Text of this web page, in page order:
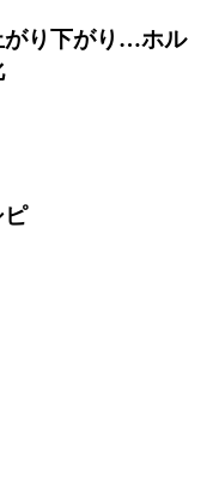
がり下がり…ホル
ピ